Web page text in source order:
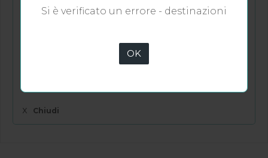
consigliabile prenotare con largo anticipo,
soprattutto per i mesi estivi. La prenotazione
X Chiudi
Si è verificato un errore - destinazioni
OK